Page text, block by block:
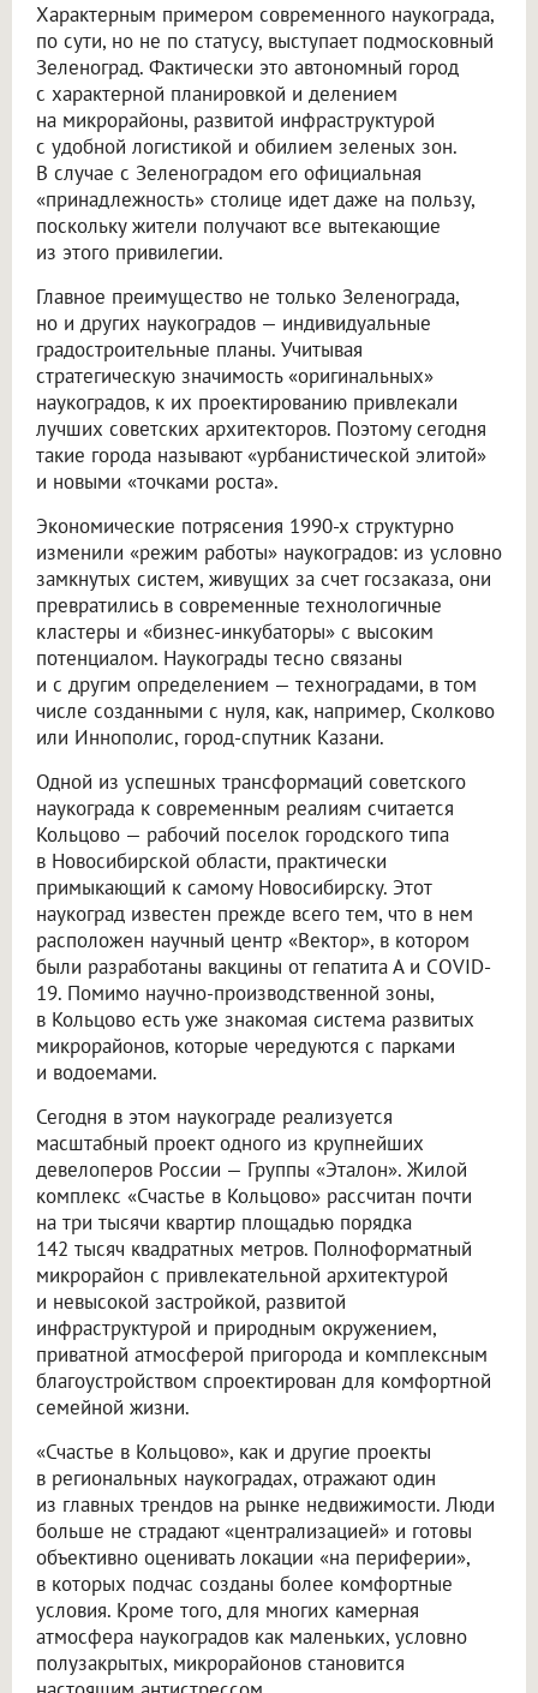
Характерным примером современного наукограда,
по сути, но не по статусу, выступает подмосковный
Зеленоград. Фактически это автономный город
с характерной планировкой и делением
на микрорайоны, развитой инфраструктурой
с удобной логистикой и обилием зеленых зон.
В случае с Зеленоградом его официальная
«принадлежность» столице идет даже на пользу,
поскольку жители получают все вытекающие
из этого привилегии.
Главное преимущество не только Зеленограда,
но и других наукоградов — индивидуальные
градостроительные планы. Учитывая
стратегическую значимость «оригинальных»
наукоградов, к их проектированию привлекали
лучших советских архитекторов. Поэтому сегодня
такие города называют «урбанистической элитой»
и новыми «точками роста».
Экономические потрясения 1990-х структурно
изменили «режим работы» наукоградов: из условно
замкнутых систем, живущих за счет госзаказа, они
превратились в современные технологичные
кластеры и «бизнес-инкубаторы» с высоким
потенциалом. Наукограды тесно связаны
и с другим определением — техноградами, в том
числе созданными с нуля, как, например, Сколково
или Иннополис, город-спутник Казани.
Одной из успешных трансформаций советского
наукограда к современным реалиям считается
Кольцово — рабочий поселок городского типа
в Новосибирской области, практически
примыкающий к самому Новосибирску. Этот
наукоград известен прежде всего тем, что в нем
расположен научный центр «Вектор», в котором
были разработаны вакцины от гепатита А и COVID-
19. Помимо научно-производственной зоны,
в Кольцово есть уже знакомая система развитых
микрорайонов, которые чередуются с парками
и водоемами.
Сегодня в этом наукограде реализуется
масштабный проект одного из крупнейших
девелоперов России — Группы «Эталон». Жилой
комплекс «Счастье в Кольцово» рассчитан почти
на три тысячи квартир площадью порядка
142 тысяч квадратных метров. Полноформатный
микрорайон с привлекательной архитектурой
и невысокой застройкой, развитой
инфраструктурой и природным окружением,
приватной атмосферой пригорода и комплексным
благоустройством спроектирован для комфортной
семейной жизни.
«Счастье в Кольцово», как и другие проекты
в региональных наукоградах, отражают один
из главных трендов на рынке недвижимости. Люди
больше не страдают «централизацией» и готовы
объективно оценивать локации «на периферии»,
в которых подчас созданы более комфортные
условия. Кроме того, для многих камерная
атмосфера наукоградов как маленьких, условно
полузакрытых, микрорайонов становится